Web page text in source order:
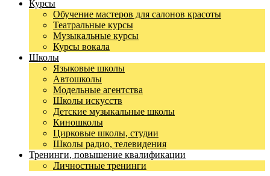
Курсы
Обучение мастеров для салонов красоты
Театральные курсы
Музыкальные курсы
Курсы вокала
Школы
Языковые школы
Автошколы
Модельные агентства
Школы искусств
Детские музыкальные школы
Киношколы
Цирковые школы, студии
Школы радио, телевидения
Тренинги, повышение квалификации
Личностные тренинги